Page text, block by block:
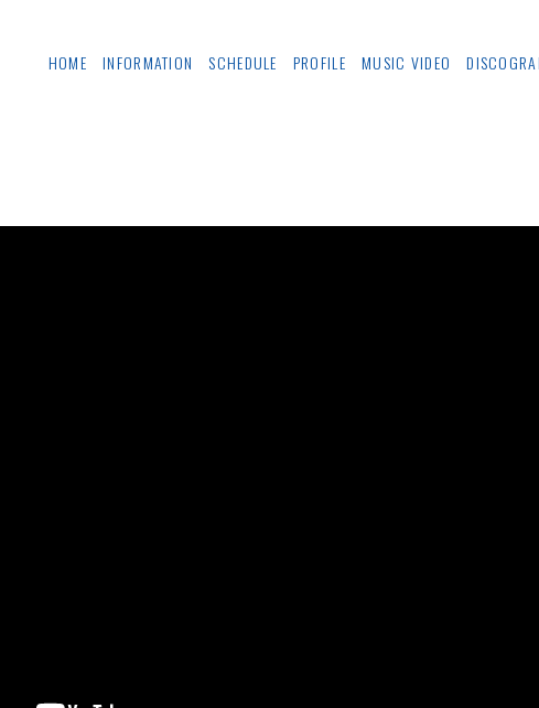
HOME INFORMATION SCHEDULE PROFILE MUSIC VIDEO